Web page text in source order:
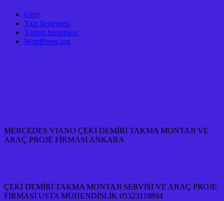
Giriş
Yazı beslemesi
Yorum beslemesi
WordPress.org
MERCEDES VIANO ÇEKİ DEMİRİ TAKMA MONTAJI VE
ARAÇ PROJE FİRMASI ANKARA
ÇEKİ DEMİRİ TAKMA MONTAJI SERVİSİ VE ARAÇ PROJE
FİRMASI USTA MÜHENDİSLİK 05323118894